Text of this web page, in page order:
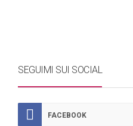
SEGUIMI SUI SOCIAL
FACEBOOK